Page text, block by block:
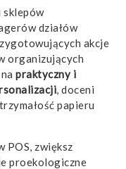
sklepów
działów
akcje
organizujących
praktyczny i
, doceni
papieru
POS, zwiększ
proekologiczne